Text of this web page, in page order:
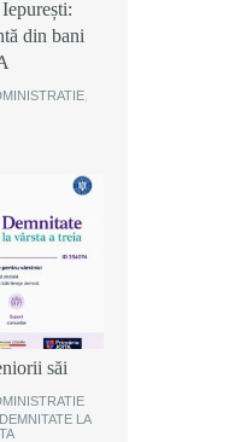
din bani
din bani
din bani
comunei
este
săi
DEMNITATE LA